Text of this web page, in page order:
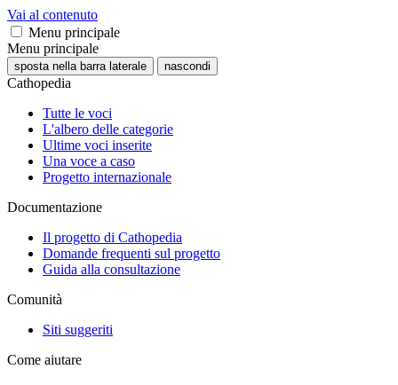
Vai al contenuto
Menu principale
Menu principale
sposta nella barra laterale nascondi
Cathopedia
Tutte le voci
L'albero delle categorie
Ultime voci inserite
Una voce a caso
Progetto internazionale
Documentazione
Il progetto di Cathopedia
Domande frequenti sul progetto
Guida alla consultazione
Comunità
Siti suggeriti
Come aiutare